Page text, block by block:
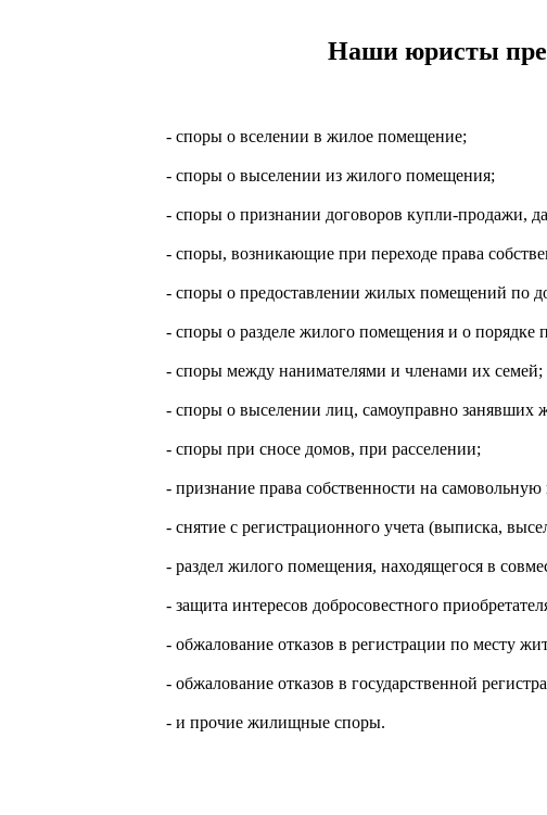
Наши юристы
- споры о вселении в жилое помещение;
- споры о выселении из жилого помещения;
- споры о признании договоров купли-продажи,
- споры, возникающие при переходе права
- споры о предоставлении жилых помещений по
- споры о разделе жилого помещения и о
- споры между нанимателями и членами их семей;
- споры о выселении лиц, самоуправно
- cпоры при сносе домов, при расселении;
- признание права собственности на самовольную
- снятие с регистрационного учета (выписка,
- раздел жилого помещения, находящегося в
- защита интересов добросовестного
- обжалование отказов в регистрации по месту
- обжалование отказов в государственной
- и прочие жилищные споры.